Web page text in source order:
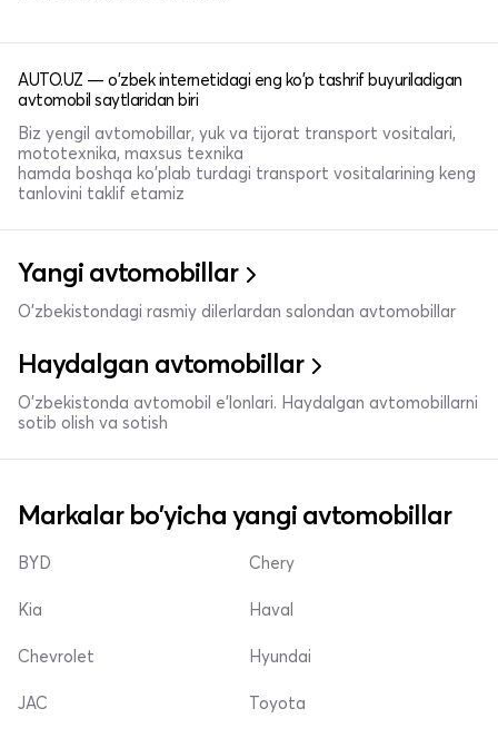
AUTO.UZ — o'zbek internetidagi eng ko'p tashrif buyuriladigan
avtomobil saytlaridan biri
Biz yengil avtomobillar, yuk va tijorat transport vositalari,
mototexnika, maxsus texnika
hamda boshqa ko'plab turdagi transport vositalarining keng
tanlovini taklif etamiz
Yangi avtomobillar
O'zbekistondagi rasmiy dilerlardan salondan avtomobillar
Haydalgan avtomobillar
O'zbekistonda avtomobil e’lonlari. Haydalgan avtomobillarni
sotib olish va sotish
Markalar bo'yicha yangi avtomobillar
BYD
Kia
Chevrolet
Chery
Haval
Hyundai
JAC Toyota